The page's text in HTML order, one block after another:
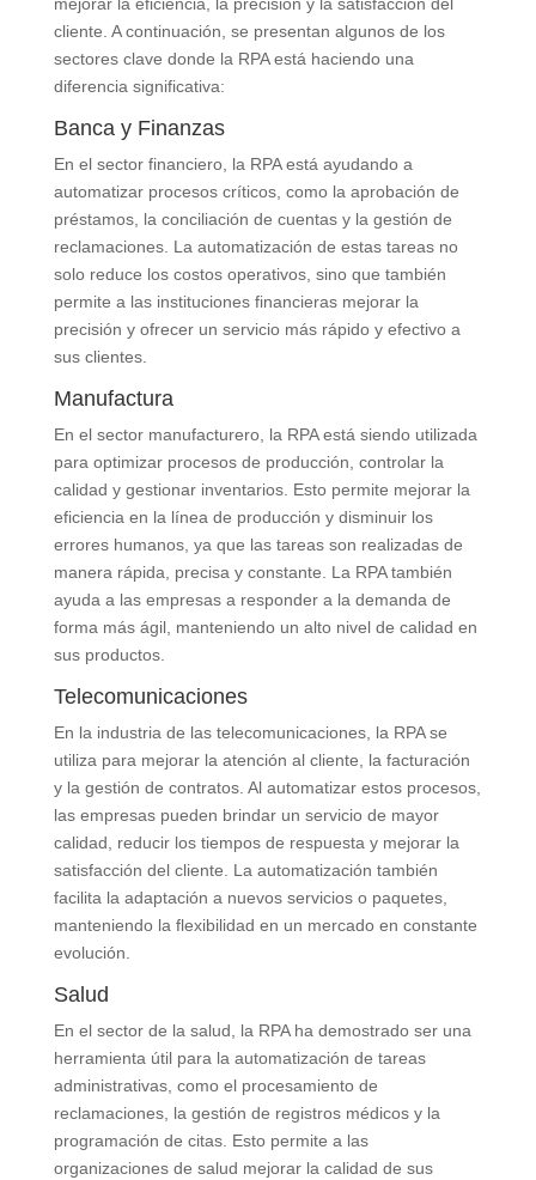
cliente. A continuación, se presentan algunos de los
sectores clave donde la RPA está haciendo una
diferencia significativa:
Banca y Finanzas
En el sector financiero, la RPA está ayudando a
automatizar procesos críticos, como la aprobación de
préstamos, la conciliación de cuentas y la gestión de
reclamaciones. La automatización de estas tareas no
solo reduce los costos operativos, sino que también
permite a las instituciones financieras mejorar la
precisión y ofrecer un servicio más rápido y efectivo a
sus clientes.
Manufactura
En el sector manufacturero, la RPA está siendo utilizada
para optimizar procesos de producción, controlar la
calidad y gestionar inventarios. Esto permite mejorar la
eficiencia en la línea de producción y disminuir los
errores humanos, ya que las tareas son realizadas de
manera rápida, precisa y constante. La RPA también
ayuda a las empresas a responder a la demanda de
forma más ágil, manteniendo un alto nivel de calidad en
sus productos.
Telecomunicaciones
En la industria de las telecomunicaciones, la RPA se
utiliza para mejorar la atención al cliente, la facturación
y la gestión de contratos. Al automatizar estos procesos,
las empresas pueden brindar un servicio de mayor
calidad, reducir los tiempos de respuesta y mejorar la
satisfacción del cliente. La automatización también
facilita la adaptación a nuevos servicios o paquetes,
manteniendo la flexibilidad en un mercado en constante
evolución.
Salud
En el sector de la salud, la RPA ha demostrado ser una
herramienta útil para la automatización de tareas
administrativas, como el procesamiento de
reclamaciones, la gestión de registros médicos y la
programación de citas. Esto permite a las
organizaciones de salud mejorar la calidad de sus